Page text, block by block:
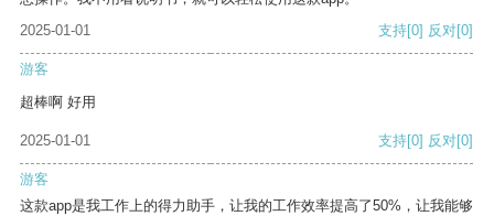
2025-01-01
支持[0] 反对[0]
游客
超棒啊 好用
2025-01-01 支持[0] 反对[0]
游客
这款app是我工作上的得力助手，让我的工作效率提高了50%，让我能够